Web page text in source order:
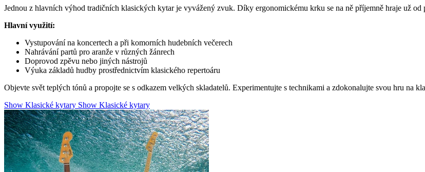
Jednou z hlavních výhod tradičních klasických kytar je vyvážený zvuk. Díky ergonomickému krku se na ně příjemně hraje už
Hlavní využití:
Vystupování na koncertech a při komorních hudebních večerech
Nahrávání partů pro aranže v různých žánrech
Doprovod zpěvu nebo jiných nástrojů
Výuka základů hudby prostřednictvím klasického repertoáru
Objevte svět teplých tónů a propojte se s odkazem velkých skladatelů. Experimentujte s technikami a zdokonalujte svou hru na
Show Klasické kytary Show Klasické kytary